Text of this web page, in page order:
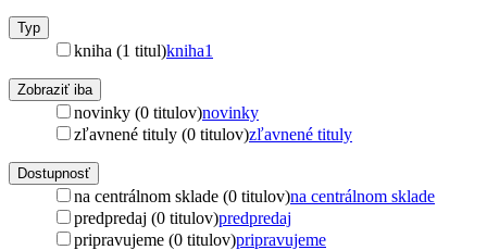
Typ
kniha (1 titul)kniha1
Zobraziť iba
novinky (0 titulov)novinky
zľavnené tituly (0 titulov)zľavnené tituly
Dostupnosť
na centrálnom sklade (0 titulov)na centrálnom sklade
predpredaj (0 titulov)predpredaj
pripravujeme (0 titulov)pripravujeme